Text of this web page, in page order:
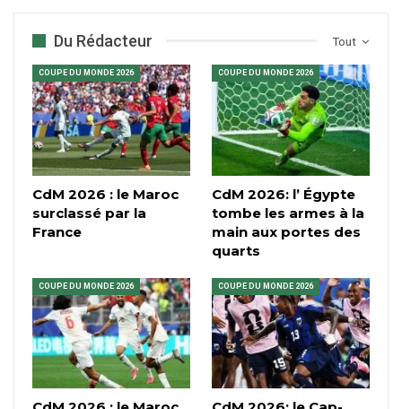
Tout
Du Rédacteur
COUPE DU MONDE 2026
CdM 2026 : le Maroc
surclassé par la
France
COUPE DU MONDE 2026
CdM 2026: l’ Égypte
tombe les armes à la
main aux portes des
quarts
COUPE DU MONDE 2026 COUPE DU MONDE 2026